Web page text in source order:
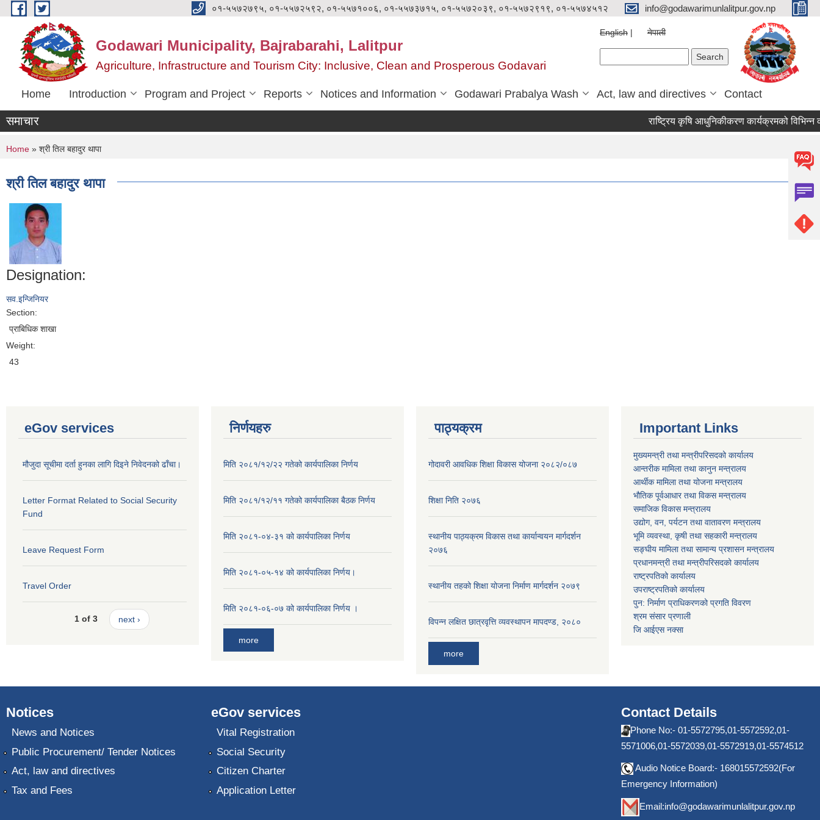
Skip to main content ०१-५५७२७९५, ०१-५५७२५९२, ०१-५५७१००६, ०१-५५७३७१५, ०१-५५७२०३९, ०१-५५७२९१९, ०१-५५७४५१२ info@godawarimunlalitpur.gov.np
Godawari Municipality, Bajrabarahi, Lalitpur
Agriculture, Infrastructure and Tourism City: Inclusive, Clean and Prosperous Godavari
English नेपाली
Home Introduction Program and Project Reports Notices and Information Godawari Prabalya Wash Act, law and directives Contact
समाचार
You are here
Home » श्री तिल बहादुर थापा
श्री तिल बहादुर थापा
Designation:
सव.इन्जिनियर
Section:
प्राबिधिक शाखा
Weight:
43
eGov services
मौजुदा सूचीमा दर्ता हुनका लागि दिइने निवेदनको ढाँचा।
Letter Format Related to Social Security
Fund
Leave Request Form
Travel Order
1 of 3 next ›
निर्णयहरु
मिति २०८१/१२/२२ गतेको कार्यपालिका निर्णय
मिति २०८१/१२/११ गतेको कार्यपालिका बैठक निर्णय
मिति २०८१-०४-३१ को कार्यपालिका निर्णय
मिति २०८१-०५-१४ को कार्यपालिका निर्णय।
मिति २०८१-०६-०७ को कार्यपालिका निर्णय ।
more
पाठ्यक्रम
गोदावरी आवधिक शिक्षा विकास योजना २०८२/०८७
शिक्षा निति २०७६
स्थानीय पाठ्यक्रम विकास तथा कार्यान्वयन मार्गदर्शन
२०७६
स्थानीय तहको शिक्षा योजना निर्माण मार्गदर्शन २०७९
विपन्न लक्षित छात्रवृत्ति व्यवस्थापन मापदण्ड, २०८०
more
Important Links
मुख्यमन्त्री तथा मन्त्रीपरिसदको कार्यालय
आन्तरीक मामिला तथा कानुन मन्त्रालय
आर्थीक मामिला तथा योजना मन्त्रालय
भौतिक पूर्वआधार तथा विकस मन्त्रालय
समाजिक विकास मन्त्रालय
उद्योग, वन, पर्यटन तथा वातावरण मन्त्रालय
भूमि व्यवस्था, कृषी तथा सहकारी मन्त्रालय
सङ्घीय मामिला तथा सामान्य प्रशासन मन्त्रालय
प्रधानमन्त्री तथा मन्त्रीपरिसदको कार्यालय
राष्ट्रपतिको कार्यालय
उपराष्ट्रपतिको कार्यालय
पुन: निर्माण प्राधिकरणको प्रगति विवरण
श्रम संसार प्रणाली
जि आईएस नक्सा
Notices
News and Notices
Public Procurement/ Tender Notices
Act, law and directives
Tax and Fees
eGov services
Vital Registration
Social Security
Citizen Charter
Application Letter
Contact Details
Phone No:- 01-5572795,01-5572592,01-
5571006,01-5572039,01-5572919,01-5574512
Audio Notice Board:- 168015572592(For
Emergency Information)
Email:info@godawarimunlalitpur.gov.np